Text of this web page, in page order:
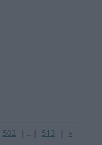
502 | .. | 513 | »